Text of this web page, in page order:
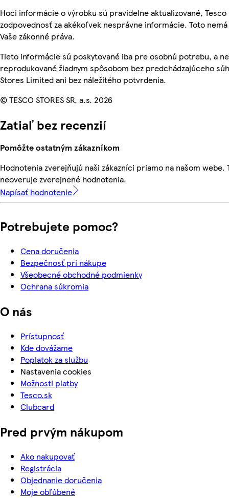
Hoci informácie o výrobku sú pravidelne aktualizované, Tesco
zodpovednosť za akékoľvek nesprávne informácie. Toto
Vaše zákonné práva.
Tieto informácie sú poskytované iba pre osobnú potrebu, a
reprodukované žiadnym spôsobom bez predchádzajúceho
Stores Limited ani bez náležitého potvrdenia.
© TESCO STORES SR, a.s. 2026
Zatiaľ bez recenzií
Pomôžte ostatným zákazníkom
Hodnotenia zverejňujú naši zákazníci priamo na našom webe.
neoveruje zverejnené hodnotenia.
Napísať hodnotenie
Potrebujete pomoc?
Cena doručenia
Bezpečnosť pri nákupe
Všeobecné obchodné podmienky
Ochrana súkromia
O nás
Prístupnosť
Kde dovážame
Poplatok za službu
Nastavenia cookies
Možnosti platby
Tesco.sk
Clubcard
Pred prvým nákupom
Ako nakupovať
Registrácia
Objednanie doručenia
Moje obľúbené